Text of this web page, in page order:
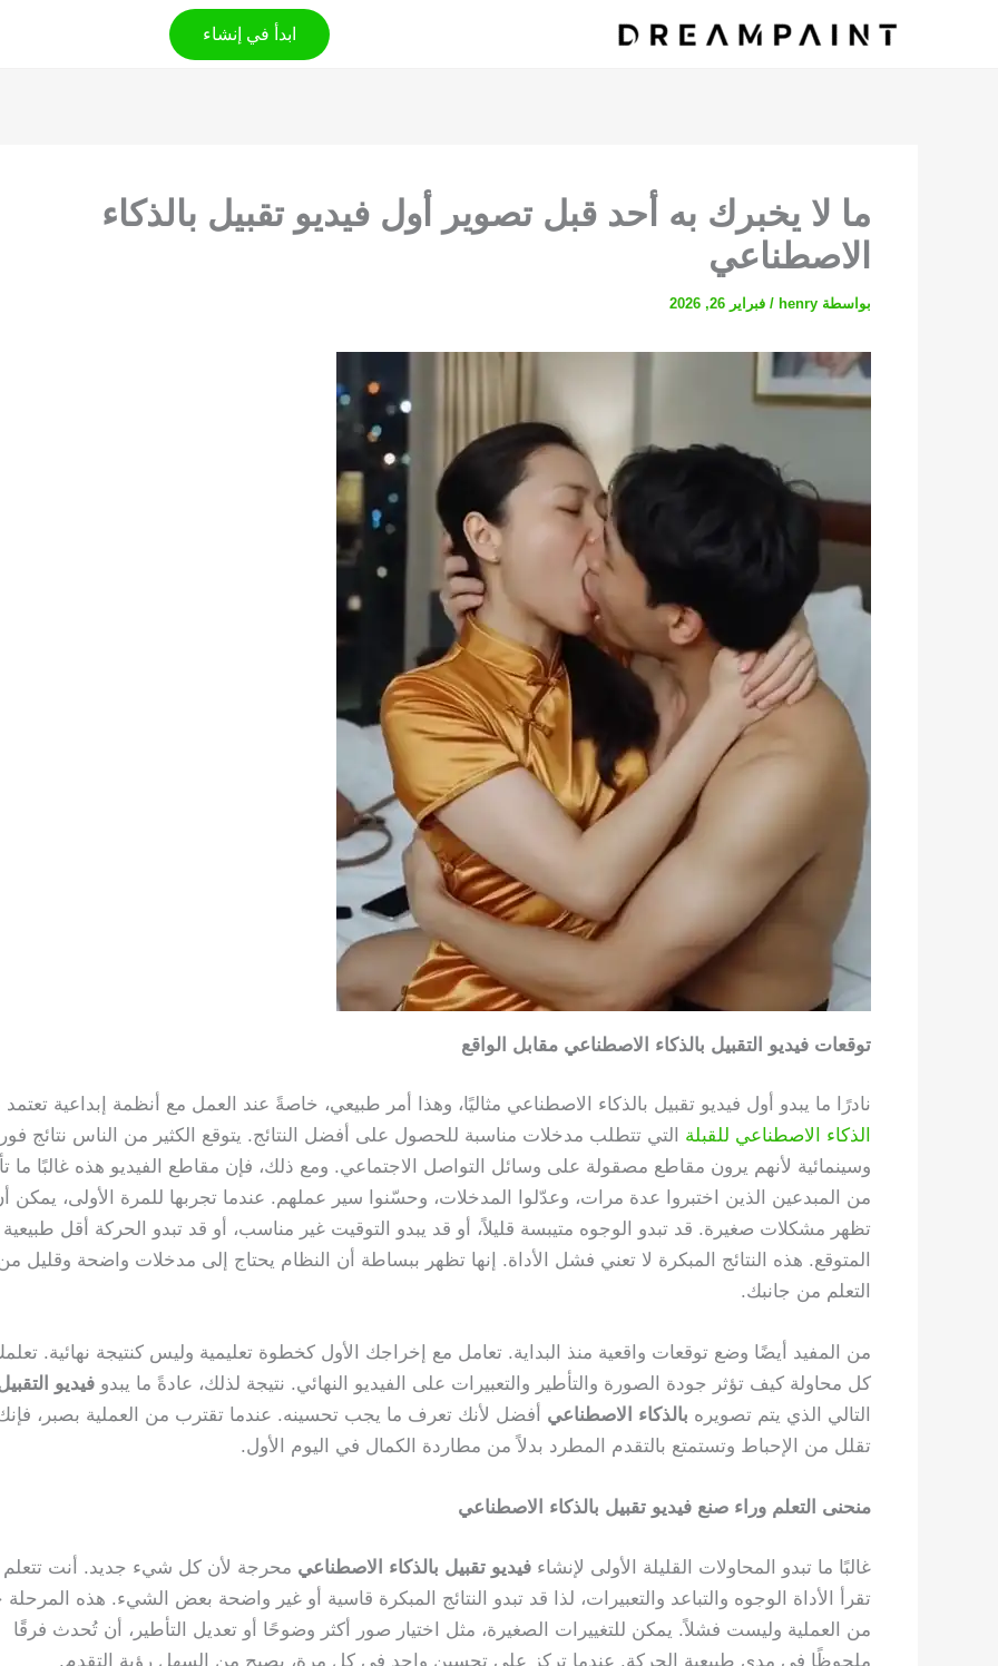
ابدأ في إنشاء
ما لا يخبرك به أحد قبل تصوير أول فيديو تقبيل بالذكاء
الاصطناعي
بواسطة henry
/فبراير 26, 2026
توقعات فيديو التقبيل بالذكاء الاصطناعي مقابل الواقع
نادرًا ما يبدو أول فيديو تقبيل بالذكاء الاصطناعي مثاليًا، وهذا أمر طبيعي، خاصةً عند العمل مع أنظمة إبداعية
الذكاء الاصطناعي للقبلة التي تتطلب مدخلات مناسبة للحصول على أفضل النتائج. يتوقع الكثير من الناس نتائج
وسينمائية لأنهم يرون مقاطع مصقولة على وسائل التواصل الاجتماعي. ومع ذلك، فإن مقاطع الفيديو هذه غالبًا ما
من المبدعين الذين اختبروا عدة مرات، وعدّلوا المدخلات، وحسّنوا سير عملهم. عندما تجربها للمرة الأولى، يمكن
تظهر مشكلات صغيرة. قد تبدو الوجوه متيبسة قليلاً، أو قد يبدو التوقيت غير مناسب، أو قد تبدو الحركة أقل
المتوقع. هذه النتائج المبكرة لا تعني فشل الأداة. إنها تظهر ببساطة أن النظام يحتاج إلى مدخلات واضحة وقليل
التعلم من جانبك.
من المفيد أيضًا وضع توقعات واقعية منذ البداية. تعامل مع إخراجك الأول كخطوة تعليمية وليس كنتيجة نهائية.
كل محاولة كيف تؤثر جودة الصورة والتأطير والتعبيرات على الفيديو النهائي. نتيجة لذلك، عادةً ما يبدوفيديو
التالي الذي يتم تصويره بالذكاء الاصطناعي أفضل لأنك تعرف ما يجب تحسينه. عندما تقترب من العملية بصبر،
تقلل من الإحباط وتستمتع بالتقدم المطرد بدلاً من مطاردة الكمال في اليوم الأول.
منحنى التعلم وراء صنع فيديو تقبيل بالذكاء الاصطناعي
غالبًا ما تبدو المحاولات القليلة الأولى لإنشاءفيديو تقبيل بالذكاء الاصطناعي محرجة لأن كل شيء جديد. أنت
تقرأ الأداة الوجوه والتباعد والتعبيرات، لذا قد تبدو النتائج المبكرة قاسية أو غير واضحة بعض الشيء. هذه
من العملية وليست فشلاً. يمكن للتغييرات الصغيرة، مثل اختيار صور أكثر وضوحًا أو تعديل التأطير، أن تُحدث فرقًا
ملحوظًا في مدى طبيعية الحركة. عندما تركز على تحسين واحد في كل مرة، يصبح من السهل رؤية التقدم.